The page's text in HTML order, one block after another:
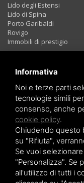
Lido degli Estensi
Lido di Spina
Porto Garibaldi
Rovigo
Immobili di prestigio
Immobili in
Bilocali
Trilocali
Quadrilocali
LAST MINUTE
Informativa
Noi e terze parti
tecnologie simili
consenso, anche
cookie policy.
Chiudendo questo
su "Rifiuta",
Se vuoi
"Personalizza". Se
all'utilizzo di tutti i